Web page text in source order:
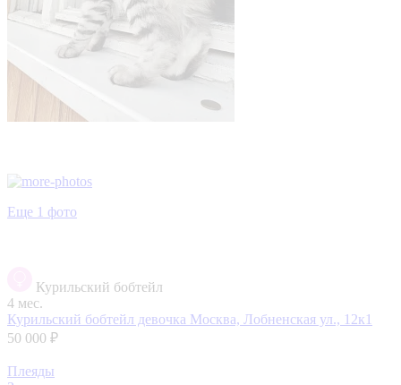
Еще 1 фото
Курильский бобтейл
4 мес.
Курильский бобтейл девочка Москва, Лобненская ул., 12к1
50 000 ₽
Плеяды